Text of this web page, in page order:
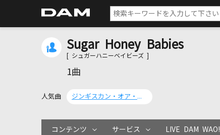
Sugar Honey Babies
[ シュガーハニーベイビーズ ]
1曲
人気曲 ジンギスカン・オア・ダイ
コンテンツ サービス LIVE DAM WAO!